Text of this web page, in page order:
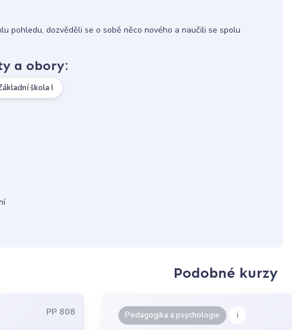
pohledu, dozvěděli se o sobě něco nového a naučili se spolu
a obory:
škola I
Podobné kurzy
PP 808 Pedagogika a psychologie i